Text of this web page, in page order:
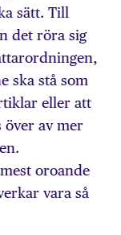
sätt. Till
det röra sig
ska stå som
eller att
över av mer
oroande
vara så